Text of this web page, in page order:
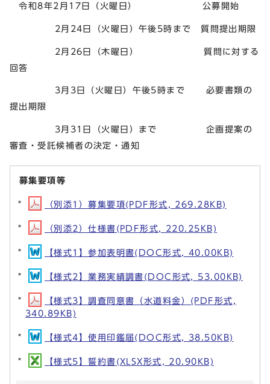
令和8年2月17日（火曜日） 公募開始
2月24日（火曜日）午後5時まで 質問提出期限
2月26日（木曜日） 質問に対する
回答
3月3日（火曜日）午後5時まで 必要書類の
提出期限
3月31日（火曜日）まで 企画提案の
審査・受託候補者の決定・通知
募集要項等
（別添1）募集要項(PDF形式, 269.28KB)
（別添2）仕様書(PDF形式, 220.25KB)
【様式1】参加表明書(DOC形式, 40.00KB)
【様式2】業務実績調書(DOC形式, 53.00KB)
【様式3】調査同意書（水道料金）(PDF形式,
340.89KB)
【様式4】使用印鑑届(DOC形式, 38.50KB)
【様式5】誓約書(XLSX形式, 20.90KB)